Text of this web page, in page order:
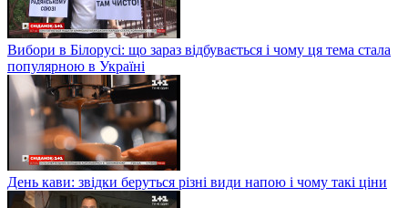
Вибори в Білорусі: що зараз відбувається і чому ця тема стала
популярною в Україні
День кави: звідки беруться різні види напою і чому такі ціни